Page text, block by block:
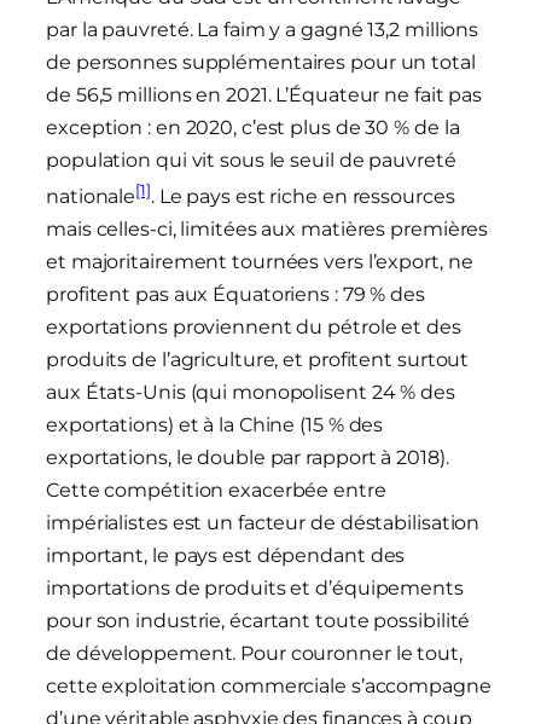
par la pauvreté. La faim y a gagné 13,2 millions
de personnes supplémentaires pour un total
de 56,5 millions en 2021. L’Équateur ne fait pas
exception : en 2020, c’est plus de 30 % de la
population qui vit sous le seuil de pauvreté
nationale[1]. Le pays est riche en ressources
mais celles-ci, limitées aux matières premières
et majoritairement tournées vers l’export, ne
profitent pas aux Équatoriens : 79 % des
exportations proviennent du pétrole et des
produits de l’agriculture, et profitent surtout
aux États-Unis (qui monopolisent 24 % des
exportations) et à la Chine (15 % des
exportations, le double par rapport à 2018).
Cette compétition exacerbée entre
impérialistes est un facteur de déstabilisation
important, le pays est dépendant des
importations de produits et d’équipements
pour son industrie, écartant toute possibilité
de développement. Pour couronner le tout,
cette exploitation commerciale s’accompagne
d’une véritable asphyxie des finances à coup